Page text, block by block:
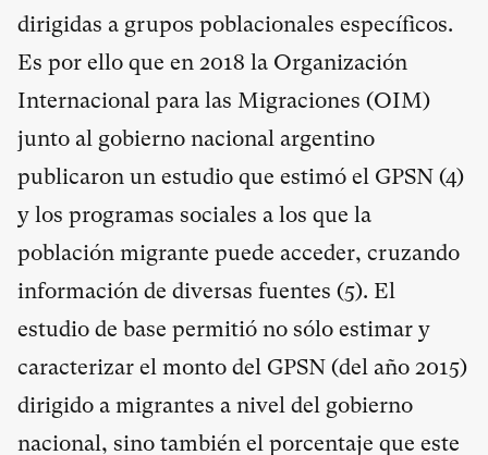
dirigidas a grupos poblacionales específicos.
Es por ello que en 2018 la Organización
Internacional para las Migraciones (OIM)
junto al gobierno nacional argentino
publicaron un estudio que estimó el GPSN (4)
y los programas sociales a los que la
población migrante puede acceder, cruzando
información de diversas fuentes (5). El
estudio de base permitió no sólo estimar y
caracterizar el monto del GPSN (del año 2015)
dirigido a migrantes a nivel del gobierno
nacional, sino también el porcentaje que este